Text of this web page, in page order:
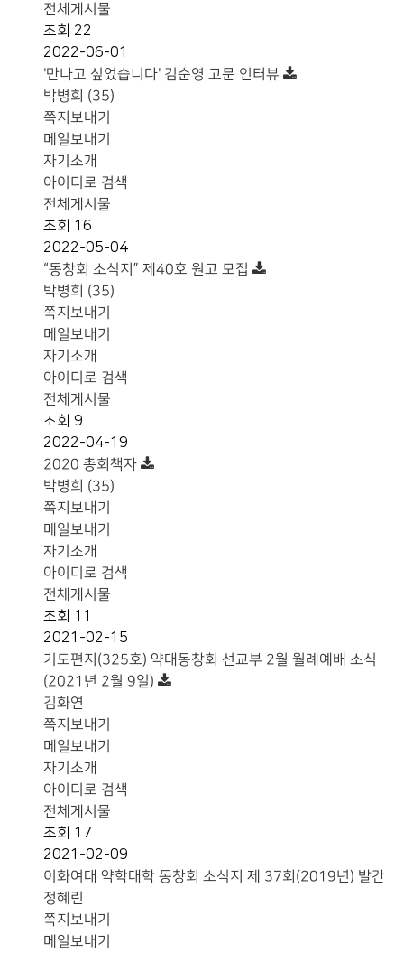
전체게시물
조회 22
2022-06-01
'만나고 싶었습니다' 김순영 고문 인터뷰
박병희 (35)
쪽지보내기
메일보내기
자기소개
아이디로 검색
전체게시물
조회 16
2022-05-04
“동창회 소식지” 제40호 원고 모집
박병희 (35)
쪽지보내기
메일보내기
자기소개
아이디로 검색
전체게시물
조회 9
2022-04-19
2020 총회책자
박병희 (35)
쪽지보내기
메일보내기
자기소개
아이디로 검색
전체게시물
조회 11
2021-02-15
기도편지(325호) 약대동창회 선교부 2월 월례예배 소식
(2021년 2월 9일)
김화연
쪽지보내기
메일보내기
자기소개
아이디로 검색
전체게시물
조회 17
2021-02-09
이화여대 약학대학 동창회 소식지 제 37회(2019년) 발간
정혜린
쪽지보내기
메일보내기